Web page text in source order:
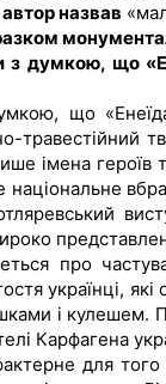
назвав
думкою, що
що
травестійний
імена
національне
про
українці,
і кулешем.
Карфагена
для